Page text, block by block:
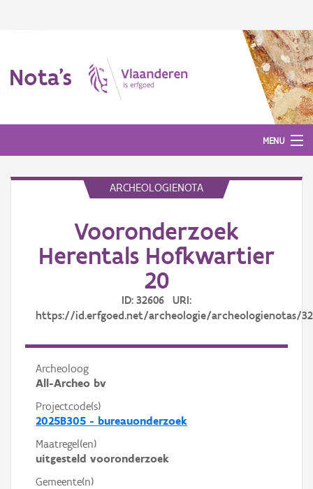
Nota's
MENU
ARCHEOLOGIENOTA
Vooronderzoek
Herentals Hofkwartier
20
ID: 32606 URI:
https://id.erfgoed.net/archeologie/archeologienotas/
Archeoloog
All-Archeo bv
Projectcode(s)
2025B305 - bureauonderzoek
Maatregel(en)
uitgesteld vooronderzoek
Gemeente(n)